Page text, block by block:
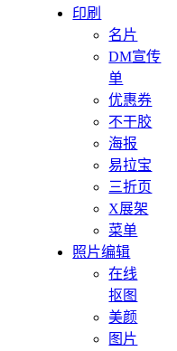
印刷
名片
DM宣传
单
优惠券
不干胶
海报
易拉宝
三折页
X展架
菜单
照片编辑
在线
抠图
美颜
图片